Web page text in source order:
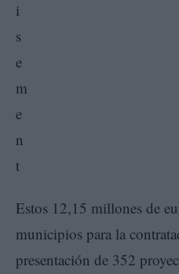
Estos 12,15 millones de
municipios para la
presentación de 352